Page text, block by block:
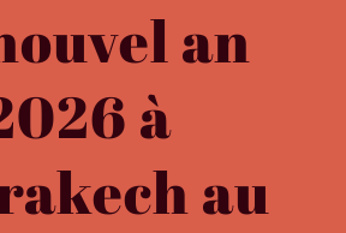
an
à
au